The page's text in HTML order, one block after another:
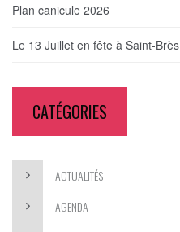
Plan canicule 2026
Le 13 Juillet en fête à Saint-Brès
CATÉGORIES
ACTUALITÉS
AGENDA